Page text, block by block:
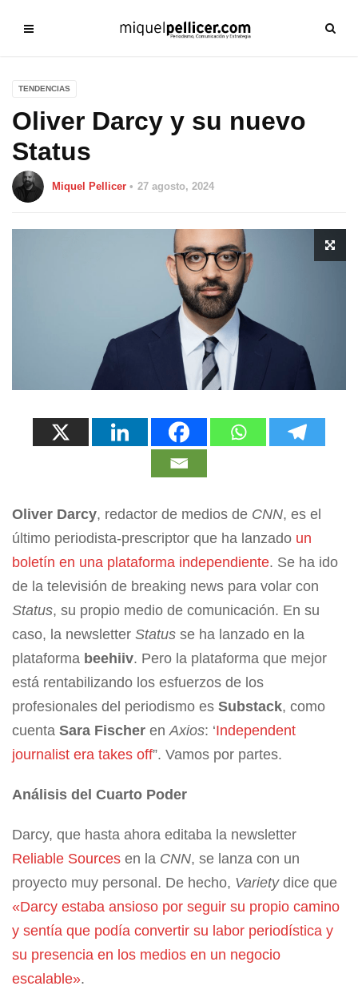
TENDENCIAS
Oliver Darcy y su nuevo
Status
Miquel Pellicer 27 agosto, 2024
Oliver Darcy, redactor de medios de CNN, es el
último periodista-prescriptor que ha lanzado un
boletín en una plataforma independiente. Se ha ido
de la televisión de breaking news para volar con
Status, su propio medio de comunicación. En su
caso, la newsletter Status se ha lanzado en la
plataforma beehiiv. Pero la plataforma que mejor
está rentabilizando los esfuerzos de los
profesionales del periodismo es Substack, como
cuenta Sara Fischer en Axios: ‘Independent
journalist era takes off”. Vamos por partes.
Análisis del Cuarto Poder
Darcy, que hasta ahora editaba la newsletter
Reliable Sources en la CNN, se lanza con un
proyecto muy personal. De hecho, Variety dice que
«Darcy estaba ansioso por seguir su propio camino
y sentía que podía convertir su labor periodística y
su presencia en los medios en un negocio
escalable».